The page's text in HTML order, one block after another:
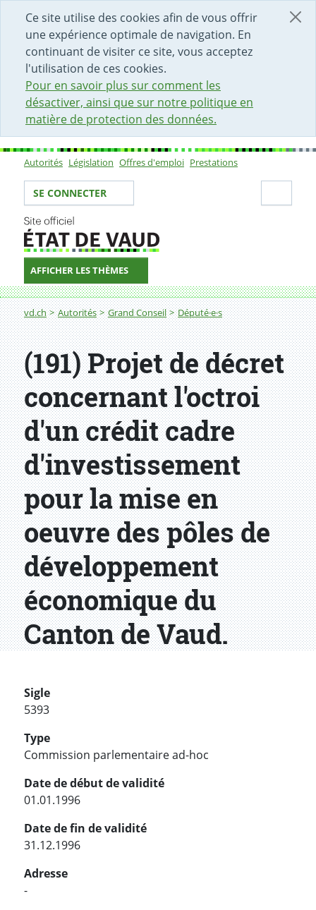
Ce site utilise des cookies afin de vous offrir
une expérience optimale de navigation. En
continuant de visiter ce site, vous acceptez
l'utilisation de ces cookies.
Pour en savoir plus sur comment les
désactiver, ainsi que sur notre politique en
matière de protection des données.
DÉBUT DU CONTENU DE LA PAGE
ACCÈS AU CHAMP DE RECHERCHE
PAGE D'ACCUEIL
FORMULAIRE DE CONTACT
Sous-navigation
Autorités Législation Offres d'emploi Prestations
Votre identité
SE CONNECTER
AFFICHER LES THÈMES
Fil d'Ariane
vd.ch Autorités Grand Conseil Député·e·s
(191) Projet de décret
concernant l'octroi
d'un crédit cadre
d'investissement
pour la mise en
oeuvre des pôles de
développement
économique du
Canton de Vaud.
Sigle
5393
Type
Commission parlementaire ad-hoc
Date de début de validité
01.01.1996
Date de fin de validité
31.12.1996
Adresse
-